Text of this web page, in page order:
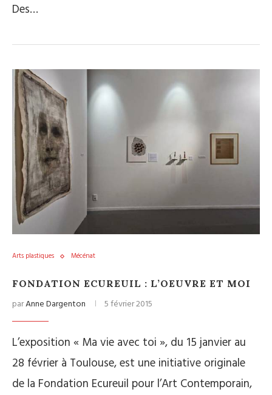
Des…
Arts plastiques Mécénat
FONDATION ECUREUIL : L’OEUVRE ET MOI
parAnne Dargenton 5 février 2015
L’exposition « Ma vie avec toi », du 15 janvier au
28 février à Toulouse, est une initiative originale
de la Fondation Ecureuil pour l’Art Contemporain,